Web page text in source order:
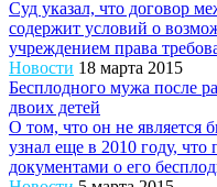
Суд указал, что договор
содержит условий о
учреждением права
Новости 18 марта 2015
Бесплодного мужа после
двоих детей
О том, что он не является
узнал еще в 2010 году,
документами о его